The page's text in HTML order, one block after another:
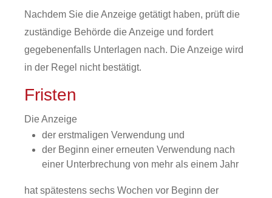
Nachdem Sie die Anzeige getätigt haben, prüft die
zuständige Behörde die Anzeige und fordert
gegebenenfalls Unterlagen nach. Die Anzeige wird
in der Regel nicht bestätigt.
Fristen
Die Anzeige
der erstmaligen Verwendung und
der Beginn einer erneuten Verwendung nach
einer Unterbrechung von mehr als einem Jahr
hat spätestens sechs Wochen vor Beginn der